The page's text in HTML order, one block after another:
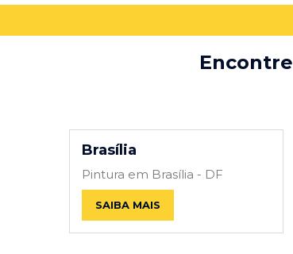
Brasília
Pintura em Brasília - DF
SAIBA MAIS